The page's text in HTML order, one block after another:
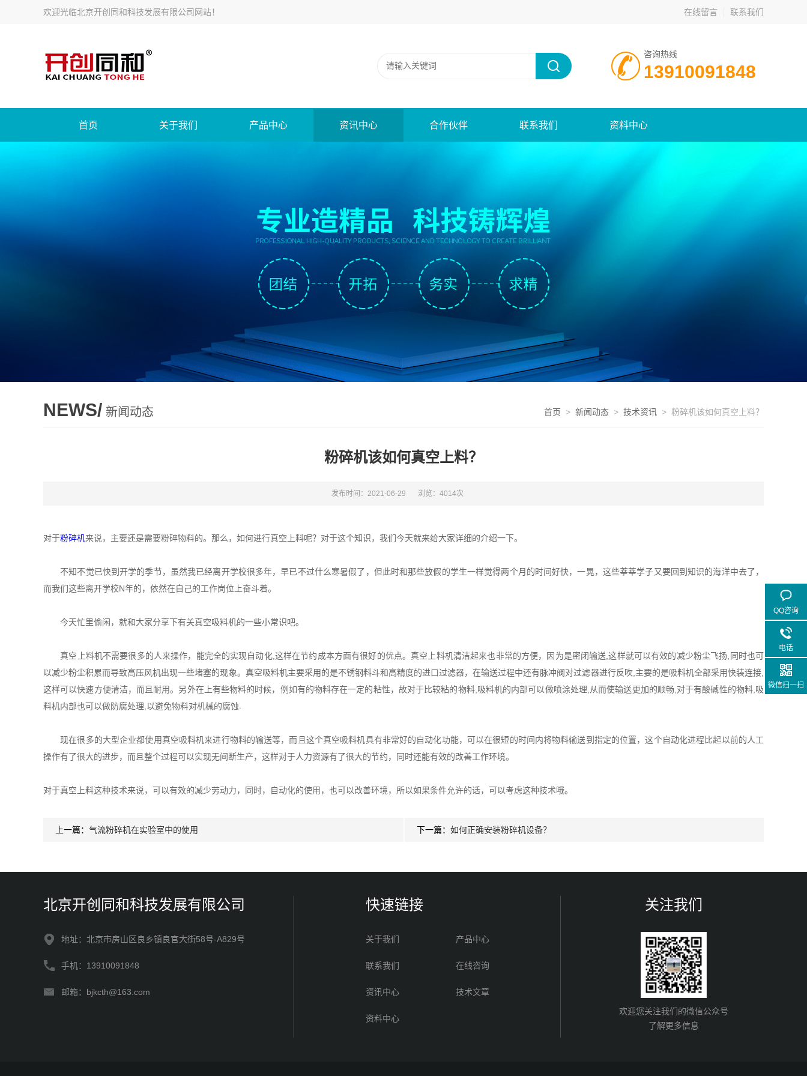
欢迎光临北京开创同和科技发展有限公司网站！ 在线留言 联系我们
咨询热线
13910091848
首页 关于我们 产品中心 资讯中心 合作伙伴 联系我们 资料中心
NEWS/ 新闻动态 首页 > 新闻动态 > 技术资讯 > 粉碎机该如何真空上料？
粉碎机该如何真空上料？
发布时间：2021-06-29 浏览：4014次
对于粉碎机来说，主要还是需要粉碎物料的。那么，如何进行真空上料呢？对于这个知识，我们今天就来给大家详细的介绍一下。
不知不觉已快到开学的季节，虽然我已经离开学校很多年，早已不过什么寒暑假了，但此时和那些放假的学生一样觉得两个月的时间好快，一晃，这些莘莘学子又要回到知识的海洋中去了，
而我们这些离开学校N年的，依然在自己的工作岗位上奋斗着。
今天忙里偷闲，就和大家分享下有关真空吸料机的一些小常识吧。
真空上料机不需要很多的人来操作，能完全的实现自动化,这样在节约成本方面有很好的优点。真空上料机清洁起来也非常的方便，因为是密闭输送,这样就可以有效的减少粉尘飞扬,同时也可
以减少粉尘积累而导致高压风机出现一些堵塞的现象。真空吸料机主要采用的是不锈钢料斗和高精度的进口过滤器，在输送过程中还有脉冲阀对过滤器进行反吹,主要的是吸料机全部采用快装连接,
这样可以快速方便清洁，而且耐用。另外在上有些物料的时候，例如有的物料存在一定的粘性，故对于比较粘的物料,吸料机的内部可以做喷涂处理,从而使输送更加的顺畅,对于有酸碱性的物料,吸
料机内部也可以做防腐处理,以避免物料对机械的腐蚀.
现在很多的大型企业都使用真空吸料机来进行物料的输送等，而且这个真空吸料机具有非常好的自动化功能，可以在很短的时间内将物料输送到指定的位置，这个自动化进程比起以前的人工
操作有了很大的进步，而且整个过程可以实现无间断生产，这样对于人力资源有了很大的节约，同时还能有效的改善工作环境。
对于真空上料这种技术来说，可以有效的减少劳动力，同时，自动化的使用，也可以改善环境，所以如果条件允许的话，可以考虑这种技术哦。
上一篇： 气流粉碎机在实验室中的使用 下一篇： 如何正确安装粉碎机设备？
北京开创同和科技发展有限公司
地址：北京市房山区良乡镇良官大街58号-A829号
手机：13910091848
邮箱：bjkcth@163.com
快速链接
关于我们 产品中心
联系我们 在线咨询
资讯中心 技术文章
资料中心
关注我们
欢迎您关注我们的微信公众号
了解更多信息
QQ咨询
电话
微信扫一扫